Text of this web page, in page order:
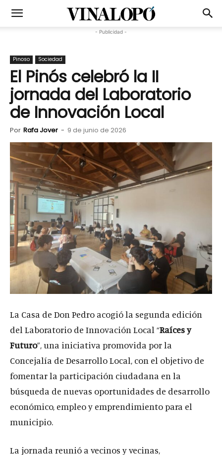
- Publicidad -
Pinoso Sociedad
El Pinós celebró la II
jornada del Laboratorio
de Innovación Local
Por Rafa Jover - 9 de junio de 2026
La Casa de Don Pedro acogió la segunda edición
del Laboratorio de Innovación Local “Raíces y
Futuro”, una iniciativa promovida por la
Concejalía de Desarrollo Local, con el objetivo de
fomentar la participación ciudadana en la
búsqueda de nuevas oportunidades de desarrollo
económico, empleo y emprendimiento para el
municipio.
La jornada reunió a vecinos y vecinas,